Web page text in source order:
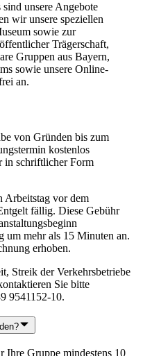
unsere Angebote
wir unsere speziellen
sowie zur
Trägerschaft,
Gruppen aus Bayern,
sowie unsere Online-
an.
von Gründen bis zum
kostenlos
in schriftlicher Form
Arbeitstag vor dem
fällig. Diese Gebühr
um mehr als 15 Minuten an.
erhoben.
Streik der Verkehrsbetriebe
Sie bitte
9541152-10.
Ihre Gruppe mindestens 10